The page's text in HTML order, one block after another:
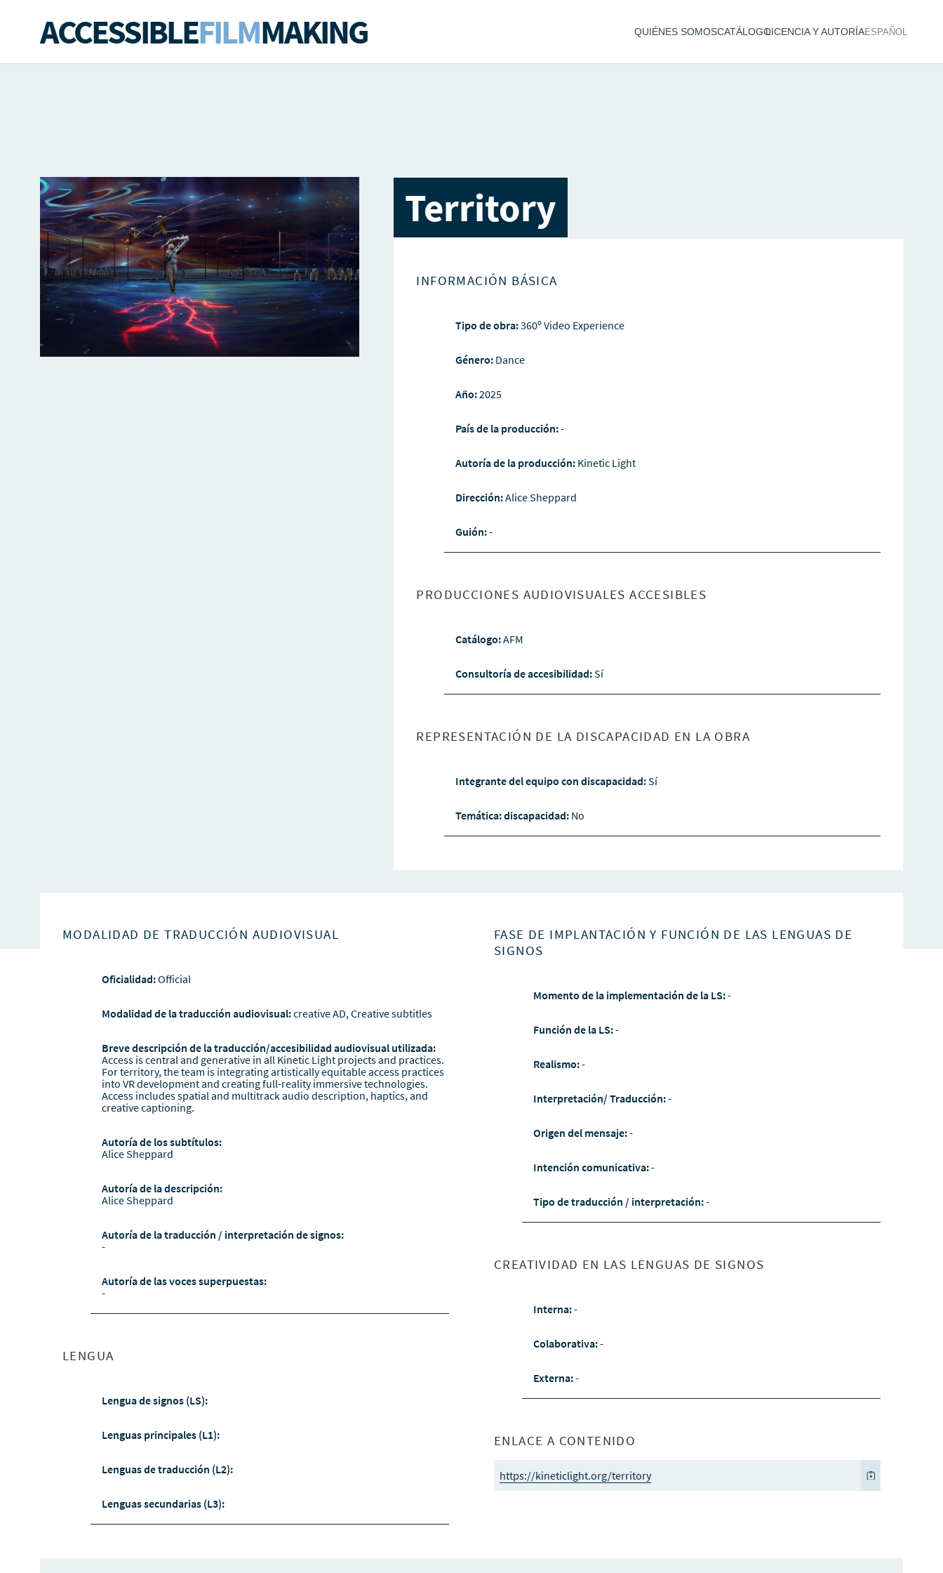
ACCESSIBLEFILMMAKING QUIÉNES SOMOSCATÁLOGOLICENCIA Y AUTORÍAESPAÑOL
Territory
INFORMACIÓN BÁSICA
Tipo de obra:360º Video Experience
Género: Dance
Año:2025
País de la producción:-
Autoría de la producción: Kinetic Light
Dirección:Alice Sheppard
Guión:-
PRODUCCIONES AUDIOVISUALES ACCESIBLES
Catálogo:AFM
Consultoría de accesibilidad:Sí
REPRESENTACIÓN DE LA DISCAPACIDAD EN LA OBRA
Integrante del equipo con discapacidad:Sí
Temática: discapacidad: No
MODALIDAD DE TRADUCCIÓN AUDIOVISUAL
Oficialidad:Official
Modalidad de la traducción audiovisual:creative AD, Creative subtitles
Breve descripción de la traducción/accesibilidad audiovisual utilizada:
Access is central and generative in all Kinetic Light projects and practices.
For territory, the team is integrating artistically equitable access practices
into VR development and creating full-reality immersive technologies.
Access includes spatial and multitrack audio description, haptics, and
creative captioning.
Autoría de los subtítulos:
Alice Sheppard
Autoría de la descripción:
Alice Sheppard
Autoría de la traducción / interpretación de signos:
-
Autoría de las voces superpuestas:
-
LENGUA
Lengua de signos (LS):
Lenguas principales (L1):
Lenguas de traducción (L2):
Lenguas secundarias (L3):
FASE DE IMPLANTACIÓN Y FUNCIÓN DE LAS LENGUAS DE
SIGNOS
Momento de la implementación de la LS:-
Función de la LS:-
Realismo:-
Interpretación/ Traducción:-
Origen del mensaje:-
Intención comunicativa:-
Tipo de traducción / interpretación:-
CREATIVIDAD EN LAS LENGUAS DE SIGNOS
Interna:-
Colaborativa:-
Externa:-
ENLACE A CONTENIDO
https://kineticlight.org/territory